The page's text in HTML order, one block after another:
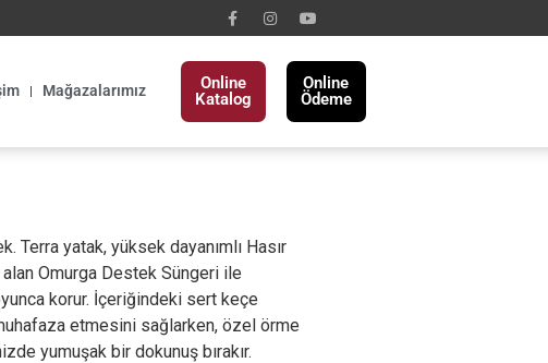
Mağazalarımız
Online
Katalog
Online
Ödeme
Terra yatak, yüksek dayanımlı Hasır
Omurga Destek Süngeri ile
korur. İçeriğindeki sert keçe
etmesini sağlarken, özel örme
yumuşak bir dokunuş bırakır.